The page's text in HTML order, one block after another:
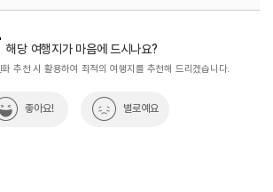
해당 여행지가 마음에 드시나요?
추천 시 활용하여 최적의 여행지를 추천해 드리겠습니다.
좋아요! 별로예요